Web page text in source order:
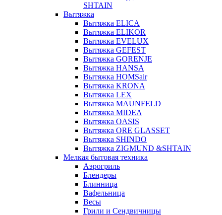
SHTAIN
Вытяжка
Вытяжка ELICA
Вытяжка ELIKOR
Вытяжка EVELUX
Вытяжка GEFEST
Вытяжка GORENJE
Вытяжка HANSA
Вытяжка HOMSair
Вытяжка KRONA
Вытяжка LEX
Вытяжка MAUNFELD
Вытяжка MIDEA
Вытяжка OASIS
Вытяжка ORE GLASSET
Вытяжка SHINDO
Вытяжка ZIGMUND &SHTAIN
Мелкая бытовая техника
Аэрогриль
Блендеры
Блинница
Вафельница
Весы
Грили и Сендвичницы